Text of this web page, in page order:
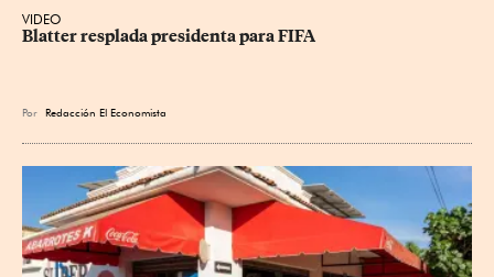
VIDEO
Blatter resplada presidenta para FIFA
Por Redacción El Economista